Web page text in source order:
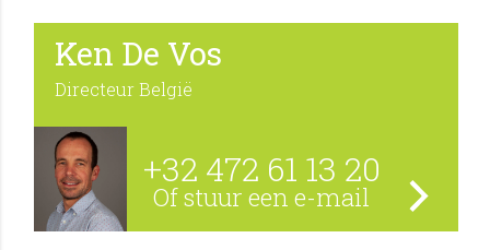
Ken De Vos
Directeur België
+32 472 61 13 20
Of stuur een e-mail